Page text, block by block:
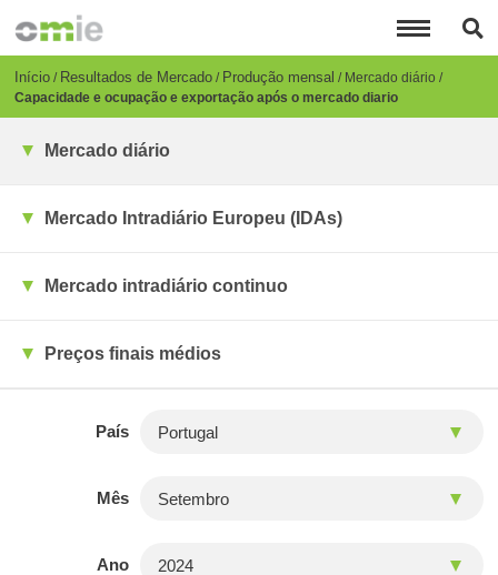
para
conteúdo
principal
Breadcrumb
Início Resultados de Mercado Produção mensal
Mercado diário
Capacidade e ocupação e exportação após o mercado diario
Mercado diário
Mercado Intradiário Europeu (IDAs)
Mercado intradiário continuo
Preços finais médios
País
Mês
Ano